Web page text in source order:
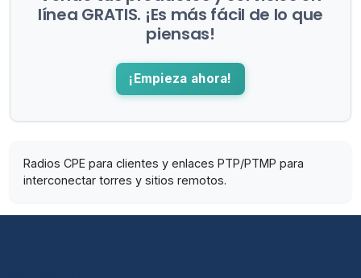
línea GRATIS. ¡Es más fácil de lo que
piensas!
¡Empieza ahora!
Radios CPE para clientes y enlaces PTP/PTMP para
interconectar torres y sitios remotos.